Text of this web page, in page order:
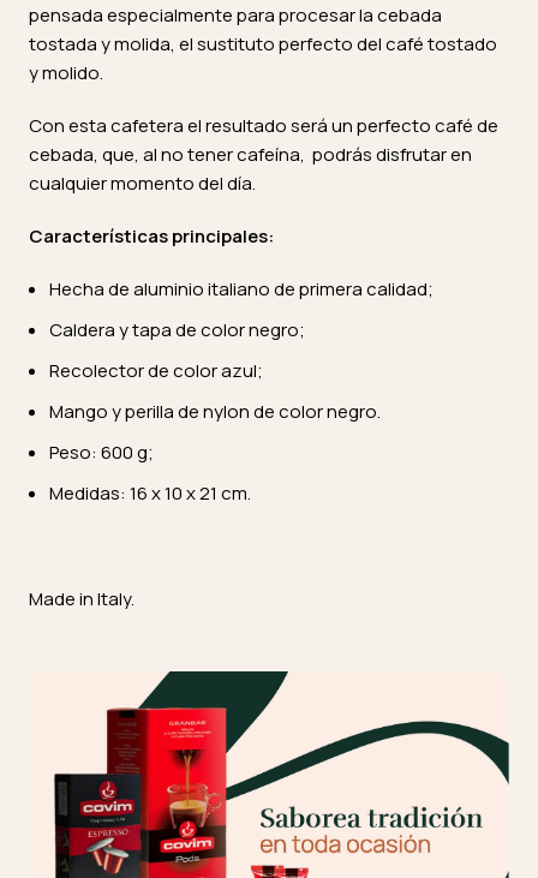
pensada especialmente para procesar la cebada
tostada y molida, el sustituto perfecto del café tostado
y molido.
Con esta cafetera el resultado será un perfecto café de
cebada, que, al no tener cafeína, podrás disfrutar en
cualquier momento del día.
Características principales:
Hecha de aluminio italiano de primera calidad;
Caldera y tapa de color negro;
Recolector de color azul;
Mango y perilla de nylon de color negro.
Peso: 600 g;
Medidas: 16 x 10 x 21 cm.
Made in Italy.